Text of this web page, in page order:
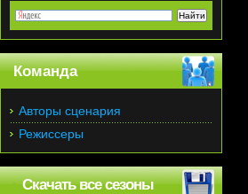
Команда
Авторы сценария
Режиссеры
Скачать все сезоны